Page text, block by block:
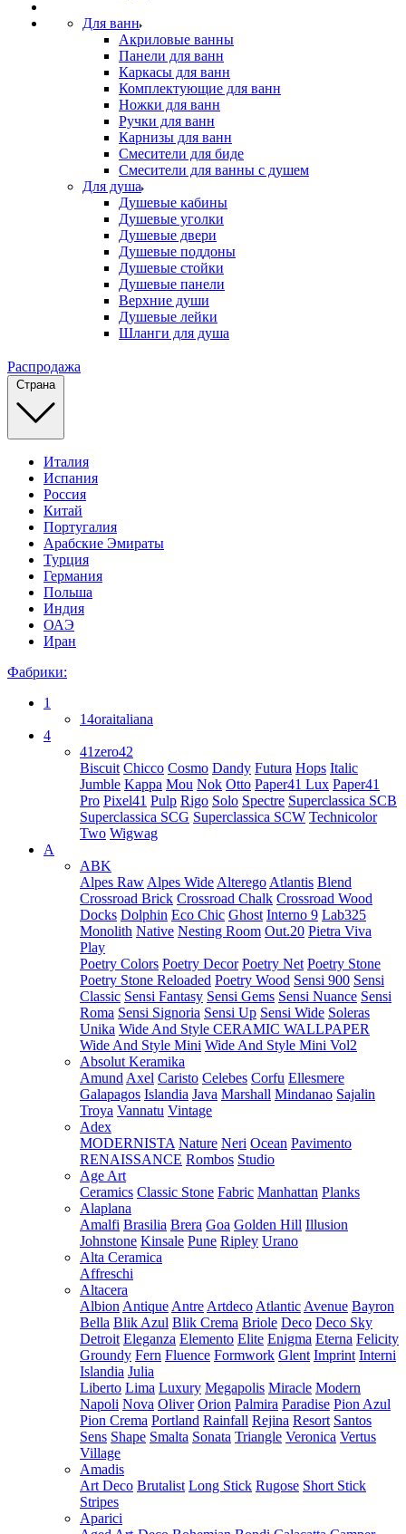
Для ванн
Акриловые ванны
Панели для ванн
Каркасы для ванн
Комплектующие для ванн
Ножки для ванн
Ручки для ванн
Карнизы для ванн
Смесители для биде
Смесители для ванны с душем
Для душа
Душевые кабины
Душевые уголки
Душевые двери
Душевые поддоны
Душевые стойки
Душевые панели
Верхние души
Душевые лейки
Шланги для душа
Распродажа
Страна
Италия
Испания
Россия
Китай
Португалия
Арабские Эмираты
Турция
Германия
Польша
Индия
ОАЭ
Иран
Фабрики:
1
14oraitaliana
4
41zero42
Biscuit Chicco Cosmo Dandy Futura Hops Italic
Jumble Kappa Mou Nok Otto Paper41 Lux Paper41
Pro Pixel41 Pulp Rigo Solo Spectre Superclassica SCB
Superclassica SCG Superclassica SCW Technicolor
Two Wigwag
A
ABK
Alpes Raw Alpes Wide Alterego Atlantis Blend
Crossroad Brick Crossroad Chalk Crossroad Wood
Docks Dolphin Eco Chic Ghost Interno 9 Lab325
Monolith Native Nesting Room Out.20 Pietra Viva
Play
Poetry Colors Poetry Decor Poetry Net Poetry Stone
Poetry Stone Reloaded Poetry Wood Sensi 900 Sensi
Classic Sensi Fantasy Sensi Gems Sensi Nuance Sensi
Roma Sensi Signoria Sensi Up Sensi Wide Soleras
Unika Wide And Style CERAMIC WALLPAPER
Wide And Style Mini Wide And Style Mini Vol2
Absolut Keramika
Amund Axel Caristo Celebes Corfu Ellesmere
Galapagos Islandia Java Marshall Mindanao Sajalin
Troya Vannatu Vintage
Adex
MODERNISTA Nature Neri Ocean Pavimento
RENAISSANCE Rombos Studio
Age Art
Ceramics Classic Stone Fabric Manhattan Planks
Alaplana
Amalfi Brasilia Brera Goa Golden Hill Illusion
Johnstone Kinsale Pune Ripley Urano
Alta Ceramica
Affreschi
Altacera
Albion Antique Antre Artdeco Atlantic Avenue Bayron
Bella Blik Azul Blik Crema Briole Deco Deco Sky
Detroit Eleganza Elemento Elite Enigma Eterna Felicity
Groundy Fern Fluence Formwork Glent Imprint Interni
Islandia Julia
Liberto Lima Luxury Megapolis Miracle Modern
Napoli Nova Oliver Orion Palmira Paradise Pion Azul
Pion Crema Portland Rainfall Rejina Resort Santos
Sens Shape Smalta Sonata Triangle Veronica Vertus
Village
Amadis
Art Deco Brutalist Long Stick Rugose Short Stick
Stripes
Aparici